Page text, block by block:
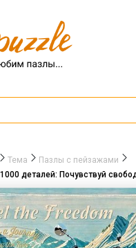
Тема
Пазлы с пейзажами
деталей: Почувствуй